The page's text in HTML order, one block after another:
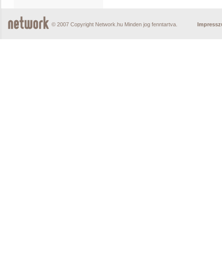
© 2007 Copyright Network.hu Minden jog fenntartva.